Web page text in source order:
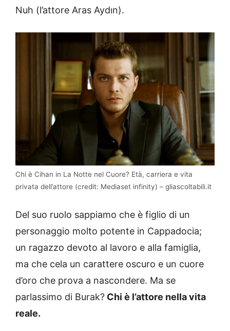
Nuh (l’attore Aras Aydın).
Chi è Cihan in La Notte nel Cuore? Età, carriera e vita
privata dell’attore (credit: Mediaset infinity) – gliascoltabili.it
Del suo ruolo sappiamo che è figlio di un
personaggio molto potente in Cappadocia;
un ragazzo devoto al lavoro e alla famiglia,
ma che cela un carattere oscuro e un cuore
d’oro che prova a nascondere. Ma se
parlassimo di Burak? Chi è l’attore nella vita
reale.